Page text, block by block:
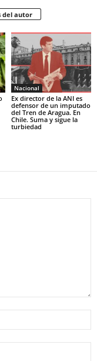
del autor
Nacional
Ex director de la ANI es
defensor de un imputado
del Tren de Aragua. En
Chile. Suma y sigue la
turbiedad